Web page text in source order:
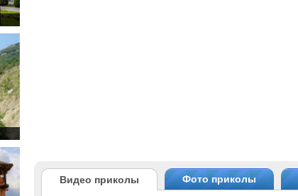
Видео приколы Фото приколы